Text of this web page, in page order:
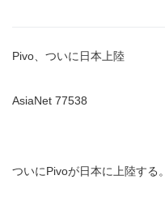
Pivo、ついに日本上陸
AsiaNet 77538
ついにPivoが日本に上陸する。